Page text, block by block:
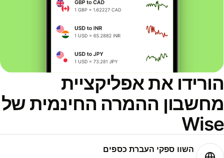
את אפליקציית
ההמרה החינמית של
השוו ספקי העברת כספים